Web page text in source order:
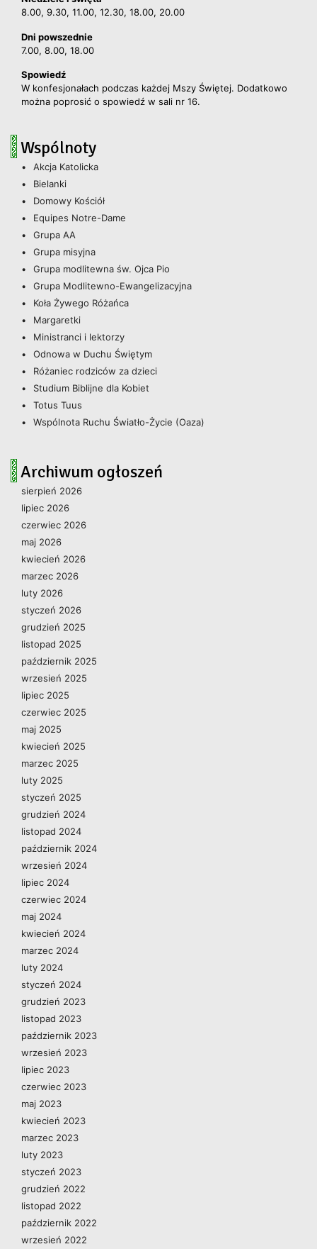
8.00, 9.30, 11.00, 12.30, 18.00, 20.00
Dni powszednie
7.00, 8.00, 18.00
Spowiedź
W konfesjonałach podczas każdej Mszy Świętej. Dodatkowo
można poprosić o spowiedź w sali nr 16.
Wspólnoty
Akcja Katolicka
Bielanki
Domowy Kościół
Equipes Notre-Dame
Grupa AA
Grupa misyjna
Grupa modlitewna św. Ojca Pio
Grupa Modlitewno-Ewangelizacyjna
Koła Żywego Różańca
Margaretki
Ministranci i lektorzy
Odnowa w Duchu Świętym
Różaniec rodziców za dzieci
Studium Biblijne dla Kobiet
Totus Tuus
Wspólnota Ruchu Światło-Życie (Oaza)
Archiwum ogłoszeń
sierpień 2026
lipiec 2026
czerwiec 2026
maj 2026
kwiecień 2026
marzec 2026
luty 2026
styczeń 2026
grudzień 2025
listopad 2025
październik 2025
wrzesień 2025
lipiec 2025
czerwiec 2025
maj 2025
kwiecień 2025
marzec 2025
luty 2025
styczeń 2025
grudzień 2024
listopad 2024
październik 2024
wrzesień 2024
lipiec 2024
czerwiec 2024
maj 2024
kwiecień 2024
marzec 2024
luty 2024
styczeń 2024
grudzień 2023
listopad 2023
październik 2023
wrzesień 2023
lipiec 2023
czerwiec 2023
maj 2023
kwiecień 2023
marzec 2023
luty 2023
styczeń 2023
grudzień 2022
listopad 2022
październik 2022
wrzesień 2022